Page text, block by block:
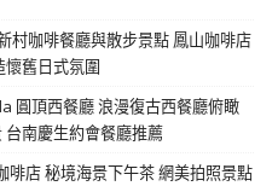
村咖啡餐廳與散步景點 鳳山咖啡店
懷舊日式氛圍
圓頂西餐廳 浪漫復古西餐廳俯瞰
台南慶生約會餐廳推薦
啡店 秘境海景下午茶 網美拍照景點